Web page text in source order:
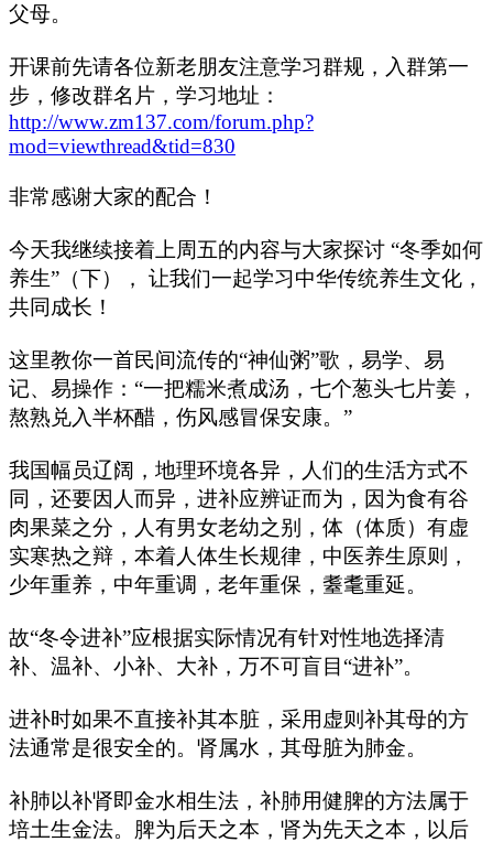
父母。
开课前先请各位新老朋友注意学习群规，入群第一
步，修改群名片，学习地址：
http://www.zm137.com/forum.php?
mod=viewthread&tid=830
非常感谢大家的配合！
今天我继续接着上周五的内容与大家探讨 “冬季如何
养生”（下）， 让我们一起学习中华传统养生文化，
共同成长！
这里教你一首民间流传的“神仙粥”歌，易学、易
记、易操作：“一把糯米煮成汤，七个葱头七片姜，
熬熟兑入半杯醋，伤风感冒保安康。”
我国幅员辽阔，地理环境各异，人们的生活方式不
同，还要因人而异，进补应辨证而为，因为食有谷
肉果菜之分，人有男女老幼之别，体（体质）有虚
实寒热之辩，本着人体生长规律，中医养生原则，
少年重养，中年重调，老年重保，耋耄重延。
故“冬令进补”应根据实际情况有针对性地选择清
补、温补、小补、大补，万不可盲目“进补”。
进补时如果不直接补其本脏，采用虚则补其母的方
法通常是很安全的。肾属水，其母脏为肺金。
补肺以补肾即金水相生法，补肺用健脾的方法属于
培土生金法。脾为后天之本，肾为先天之本，以后